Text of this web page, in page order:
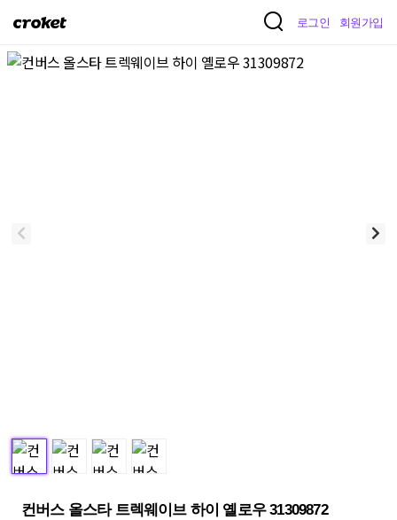
크
켓
로그인 회원가입
컨버스 올스타 트렉웨이브 하이 옐로우 31309872